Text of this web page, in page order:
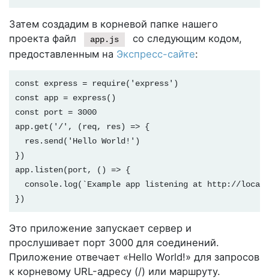
Затем создадим в корневой папке нашего
проекта файл
app.js
со следующим кодом,
предоставленным на Экспресс-сайте:
const express = require('express')
const app = express()
const port = 3000
app.get('/', (req, res) => {
  res.send('Hello World!')
})
app.listen(port, () => {
console.log(`Example app listening at http://
})
Это приложение запускает сервер и
прослушивает порт 3000 для соединений.
Приложение отвечает «Hello World!» для запросов
к корневому URL-адресу (/) или маршруту.